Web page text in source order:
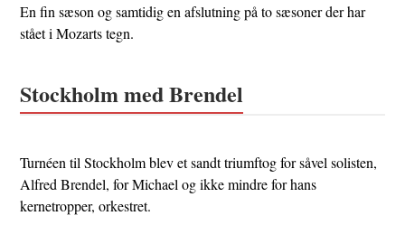
En fin sæson og samtidig en afslutning på to sæsoner der har
stået i Mozarts tegn.
Stockholm med Brendel
Turnéen til Stockholm blev et sandt triumftog for såvel solisten,
Alfred Brendel, for Michael og ikke mindre for hans
kernetropper, orkestret.